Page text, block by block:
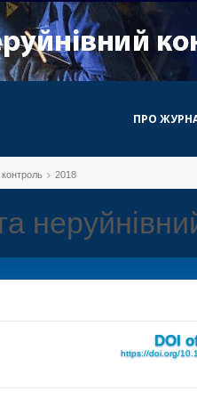
ПРО
контроль 2018
DOI
https://doi.org/